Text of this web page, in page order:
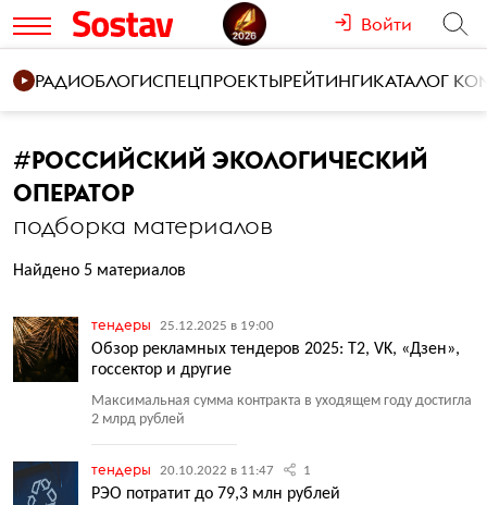
Войти
РАДИОБЛОГИСПЕЦПРОЕКТЫРЕЙТИНГИКАТАЛОГ
#РОССИЙСКИЙ ЭКОЛОГИЧЕСКИЙ
ОПЕРАТОР
подборка материалов
Найдено 5 материалов
тендеры 25.12.2025 в 19:00
Обзор рекламных тендеров 2025: Т2, VK, «Дзен»,
госсектор и другие
Максимальная сумма контракта в уходящем году достигла
2 млрд рублей
тендеры 20.10.2022 в 11:47 1
РЭО потратит до 79,3 млн рублей